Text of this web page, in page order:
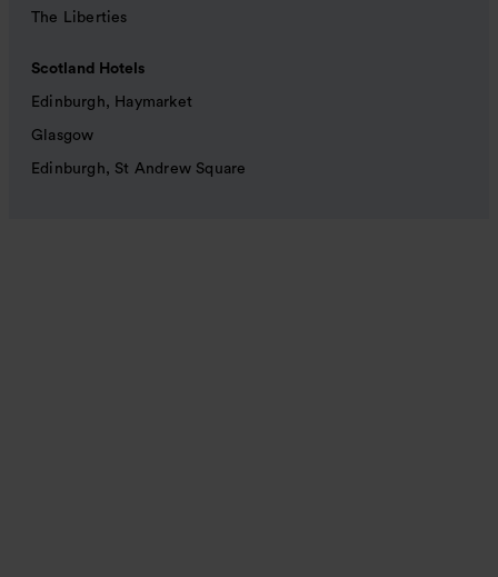
The Liberties
Scotland Hotels
Edinburgh, Haymarket
Glasgow
Edinburgh, St Andrew Square